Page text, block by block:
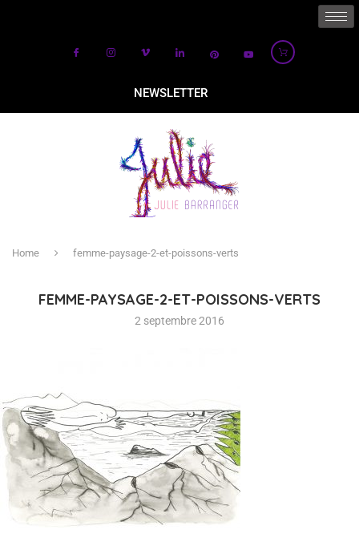
NEWSLETTER
Home femme-paysage-2-et-poissons-verts
FEMME-PAYSAGE-2-ET-POISSONS-VERTS
2 septembre 2016